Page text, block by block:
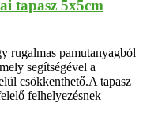
tapasz 5x5cm
rugalmas pamutanyagból
segítségével a
csökkenthető.A tapasz
felhelyezésnek